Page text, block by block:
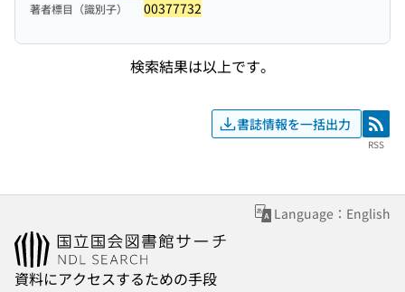
著者標目（識別子） 00377732
検索結果は以上です。
書誌情報を一括出力 RSS
RSS
Language：English
資料にアクセスするための手段